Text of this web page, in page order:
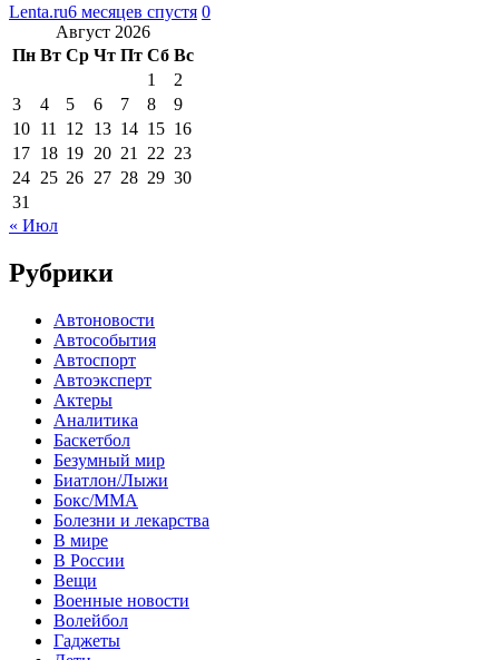
Lenta.ru6 месяцев спустя 0
Август 2026
Пн Вт Ср Чт Пт Сб Вс
1
2
3
4 5 6 7 8
9
10 11 12 13 14 15 16
17 18 19 20 21 22 23
24 25 26 27 28 29 30
31
« Июл
Рубрики
Автоновости
Автособытия
Автоспорт
Автоэксперт
Актеры
Аналитика
Баскетбол
Безумный мир
Биатлон/Лыжи
Бокс/MMA
Болезни и лекарства
В мире
В России
Вещи
Военные новости
Волейбол
Гаджеты